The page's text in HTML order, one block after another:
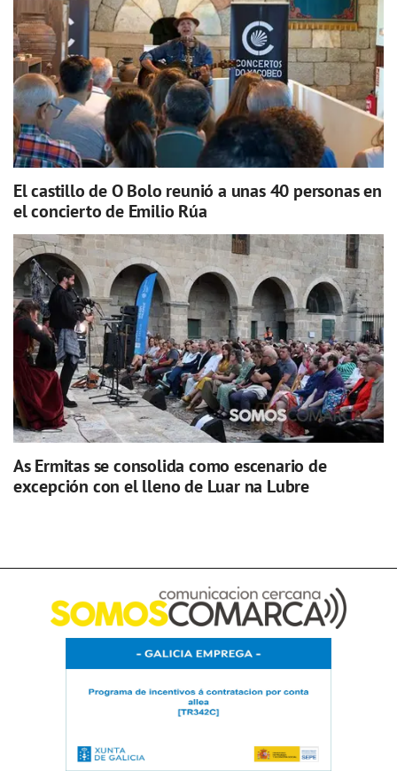
El castillo de O Bolo reunió a unas 40 personas en
el concierto de Emilio Rúa
As Ermitas se consolida como escenario de
excepción con el lleno de Luar na Lubre